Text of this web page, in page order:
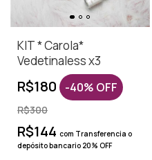
KIT * Carola*
Vedetinaless x3
R$180 -40% OFF
R$300
R$144 com Transferencia o
depósito bancario 20% OFF